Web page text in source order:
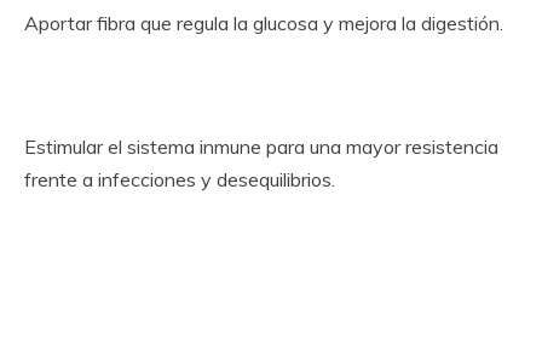
Aportar fibra que regula la glucosa y mejora la digestión.
Estimular el sistema inmune para una mayor resistencia
frente a infecciones y desequilibrios.